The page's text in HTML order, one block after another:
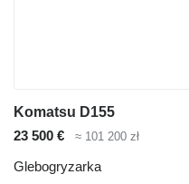
Komatsu D155
23 500 €
≈ 101 200 zł
Glebogryzarka